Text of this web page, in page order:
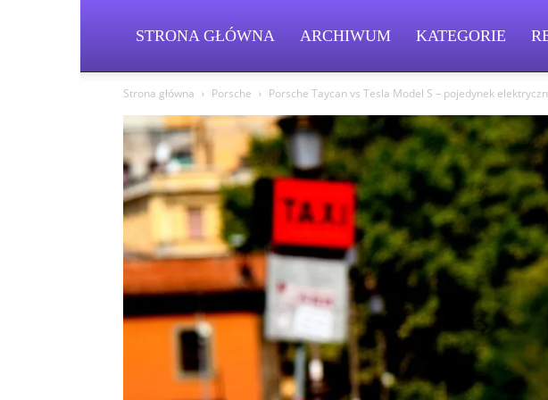
STRONA GŁÓWNA ARCHIWUM KATEGORIE
Strona główna Porsche Porsche Taycan vs Tesla Model S – pojedynek